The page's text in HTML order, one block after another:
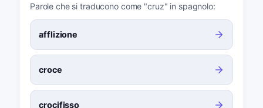
Parole che si traducono come "cruz" in spagnolo:
afflizione
croce
crocifisso